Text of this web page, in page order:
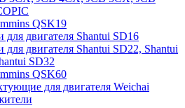
QSK19
для двигателя Shantui SD16
для двигателя Shantui SD22, Shantui
SD32
QSK60
для двигателя Weichai